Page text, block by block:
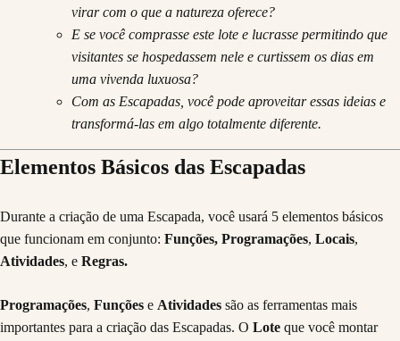
virar com o que a natureza oferece?
E se você comprasse este lote e lucrasse permitindo que
visitantes se hospedassem nele e curtissem os dias em
uma vivenda luxuosa?
Com as Escapadas, você pode aproveitar essas ideias e
transformá-las em algo totalmente diferente.
Elementos Básicos das Escapadas
Durante a criação de uma Escapada, você usará 5 elementos básicos
que funcionam em conjunto: Funções, Programações, Locais,
Atividades, e Regras.
Programações, Funções e Atividades são as ferramentas mais
importantes para a criação das Escapadas. O Lote que você montar